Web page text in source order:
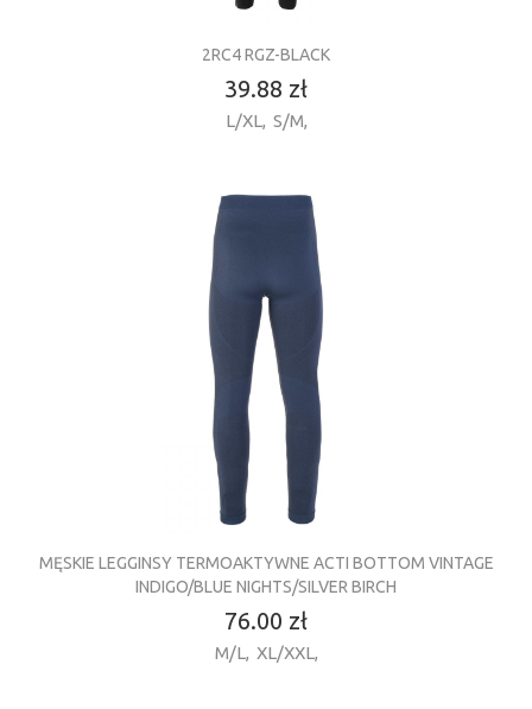
2RC4 RGZ-BLACK
39.88 zł
L/XL, S/M,
MĘSKIE LEGGINSY TERMOAKTYWNE ACTI BOTTOM VINTAGE
INDIGO/BLUE NIGHTS/SILVER BIRCH
76.00 zł
M/L, XL/XXL,